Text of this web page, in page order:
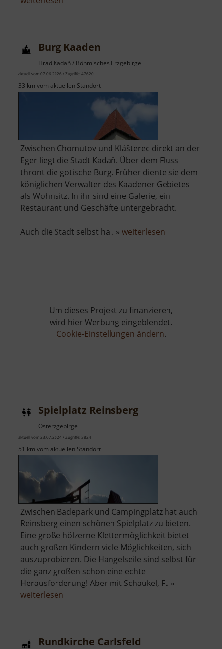
Burg Kaaden
Hrad Kadaň / Böhmisches Erzgebirge
aktuell vom 07.06.2026 / Zugriffe: 47620
33 km vom aktuellen Standort
Zwischen Chomutov und Klášterec direkt an der
Eger liegt die Stadt Kadaň. Über dem Fluss
thront die gotische Burg. Früher diente sie dem
königlichen Verwalter des Kaadener Gebietes
als Wohnsitz. In ihr sind eine Galerie, ein
Restaurant und Geschäfte untergebracht.
Auch die Stadt selbst ha.. » weiterlesen
Um dieses Projekt zu finanzieren,
wird hier Werbung eingeblendet.
Cookie-Einstellungen ändern.
Spielplatz Reinsberg
Osterzgebirge
aktuell vom 23.07.2024 / Zugriffe: 3824
51 km vom aktuellen Standort
Zwischen Badepark und Campingplatz hat auch
Reinsberg einen schönen Spielplatz zu bieten.
Eine große hölzerne Klettermöglichkeit bietet
auch großen Kindern viele Möglichkeiten, sich
auszuprobieren. Die Hangelseile sind selbst für
die ganz großen schon eine echte
Herausforderung! Aber mit Schaukel, F.. »
weiterlesen
Rundkirche Carlsfeld